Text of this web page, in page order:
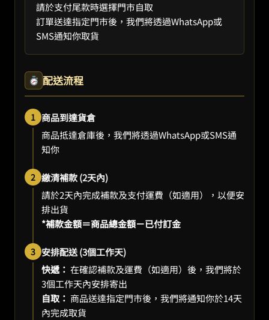
請於支付尾款時選擇門市自取
訂單送達指定門市後，我們將透過WhatsApp或
SMS通知你取貨
配送流程
1 商品到達貨倉
商品抵達倉庫後，我們將透過WhatsApp或SMS通
知你
2 繳清補款 (2天內)
請於2天內完成補款及支付運費（如適用），以便安
排出貨
*補款金額＝商品總金額－已付訂金
3 安排配送 (3個工作天)
快遞： 在確認補款及運費（如適用）後，我們將於
3個工作天內安排寄出
自取： 商品送達指定門市後，我們將通知你於14天
內完成取貨